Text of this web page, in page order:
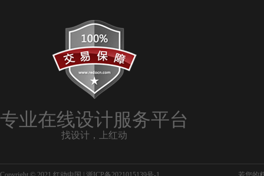
专业在线设计服务平台
找设计，上红动